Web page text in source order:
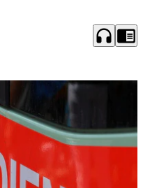
headphones chrome_reader_mode